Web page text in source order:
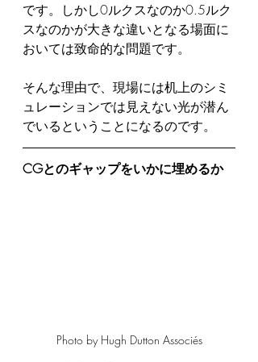
です。しかし0ルクスなのか0.5ルク
スなのかが大きな違いとなる場面に
おいては致命的な問題です。
そんな理由で、現場には机上のシミ
ュレーションでは見えない光が潜ん
でいるということになるのです。
CGとのギャップをいかに埋めるか
Photo by Hugh Dutton Associés